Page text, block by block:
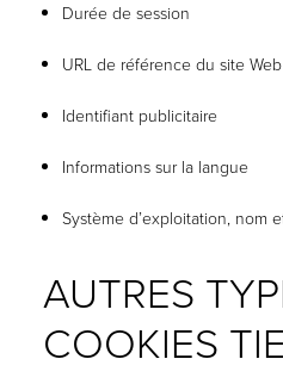
Durée de session
URL de référence du site Web
Identifiant publicitaire
Informations sur la langue
Système d’exploitation, nom
AUTRES
COOKIES